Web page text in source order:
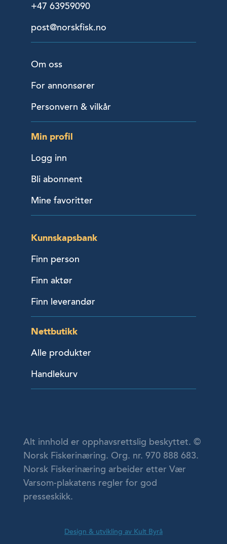
+47 63959090
post@norskfisk.no
Om oss
For annonsører
Personvern & vilkår
Min profil
Logg inn
Bli abonnent
Mine favoritter
Kunnskapsbank
Finn person
Finn aktør
Finn leverandør
Nettbutikk
Alle produkter
Handlekurv
Alt innhold er opphavsrettslig beskyttet. ©
Norsk Fiskerinæring. Org. nr. 970 888 683.
Norsk Fiskerinæring arbeider etter Vær
Varsom-plakatens regler for god
presseskikk.
Design & utvikling av Kult Byrå